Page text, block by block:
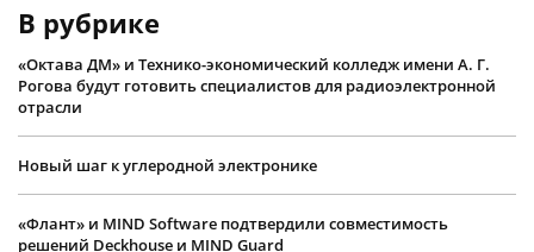
В рубрике
«Октава ДМ» и Технико-экономический колледж имени А. Г.
Рогова будут готовить специалистов для радиоэлектронной
отрасли
Новый шаг к углеродной электронике
«Флант» и MIND Software подтвердили совместимость
решений Deckhouse и MIND Guard